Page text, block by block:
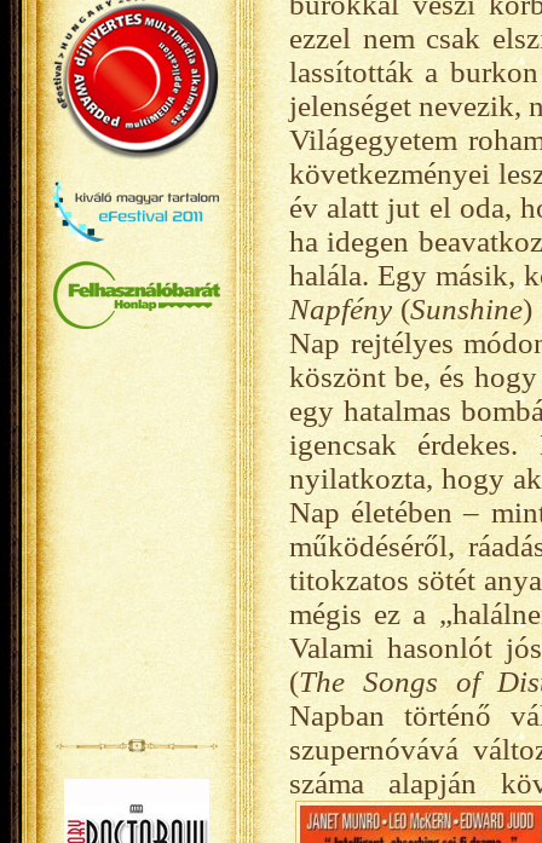
ezzel nem csak
lassították a
jelenséget nevezik,
Világegyetem
következményei
év alatt jut el oda,
ha idegen
halála. Egy másik,
Napfény(Sunshine)
Nap rejtélyes
köszönt be, és
egy hatalmas
igencsak
nyilatkozta, hogy
Nap életében –
működéséről,
titokzatos sötét
mégis ez a
Valami hasonlót
(The Songs of
Napban történő
szupernóvává
száma alapján